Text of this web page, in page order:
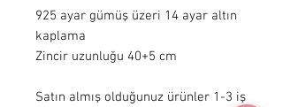
925 ayar gümüş üzeri 14 ayar altın
kaplama
Zincir uzunluğu 40+5 cm
Satın almış olduğunuz ürünler 1-3 iş